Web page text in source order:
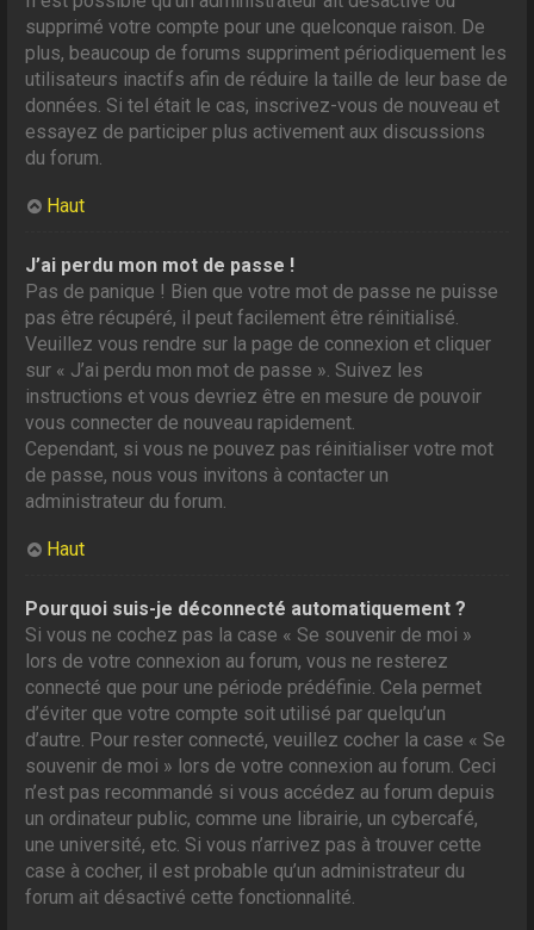
supprimé votre compte pour une quelconque raison. De
plus, beaucoup de forums suppriment périodiquement les
utilisateurs inactifs afin de réduire la taille de leur base de
données. Si tel était le cas, inscrivez-vous de nouveau et
essayez de participer plus activement aux discussions
du forum.
Haut
J’ai perdu mon mot de passe !
Pas de panique ! Bien que votre mot de passe ne puisse
pas être récupéré, il peut facilement être réinitialisé.
Veuillez vous rendre sur la page de connexion et cliquer
sur « J’ai perdu mon mot de passe ». Suivez les
instructions et vous devriez être en mesure de pouvoir
vous connecter de nouveau rapidement.
Cependant, si vous ne pouvez pas réinitialiser votre mot
de passe, nous vous invitons à contacter un
administrateur du forum.
Haut
Pourquoi suis-je déconnecté automatiquement ?
Si vous ne cochez pas la case « Se souvenir de moi »
lors de votre connexion au forum, vous ne resterez
connecté que pour une période prédéfinie. Cela permet
d’éviter que votre compte soit utilisé par quelqu’un
d’autre. Pour rester connecté, veuillez cocher la case « Se
souvenir de moi » lors de votre connexion au forum. Ceci
n’est pas recommandé si vous accédez au forum depuis
un ordinateur public, comme une librairie, un cybercafé,
une université, etc. Si vous n’arrivez pas à trouver cette
case à cocher, il est probable qu’un administrateur du
forum ait désactivé cette fonctionnalité.